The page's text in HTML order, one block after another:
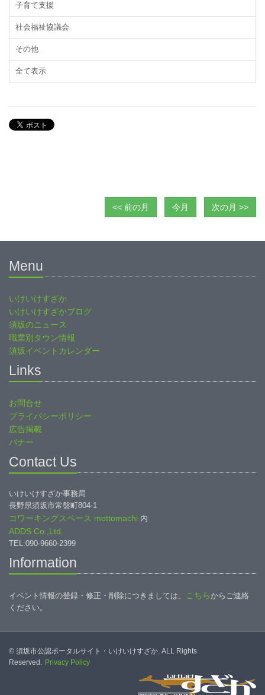
子育て支援
社会福祉協議会
その他
全て表示
<< 前の月 今月 次の月 >>
Menu
いけいけすざか
いけいけすざかブログ
須坂のニュース
職業別タウン情報
須坂イベントカレンダー
Links
お問合せ
プライバシーポリシー
広告掲載
バナー
Contact Us
いけいけすざか事務局
長野県須坂市常盤町804-1
コワーキングスペース mottomachi 内
ADDS Co.,Ltd.
TEL:090-9660-2399
Information
イベント情報の登録・修正・削除につきましては、 こちらからご連絡
ください。
© 須坂市公認ポータルサイト・いけいけすざか. ALL Rights
Reserved. Privacy Policy